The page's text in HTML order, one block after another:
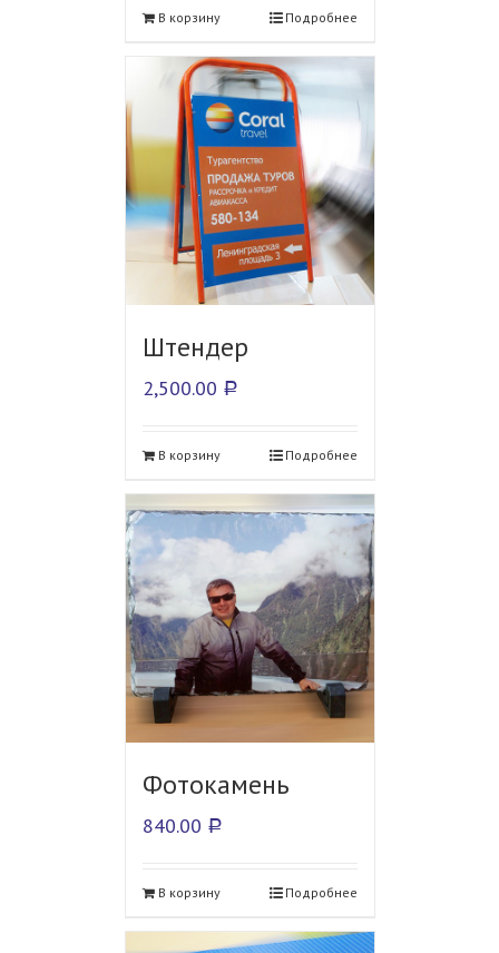
В корзину Подробнее
Штендер
2,500.00 Р
В корзину Подробнее
Фотокамень
840.00 Р
В корзину Подробнее